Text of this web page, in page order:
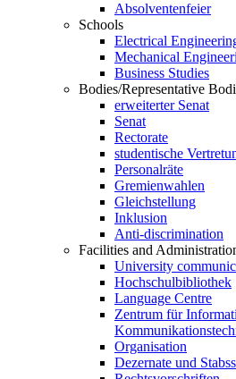
Absolventenfeier
Schools
Electrical
Mechanical
Business Studies
Bodies/Representative
erweiterter Senat
Senat
Rectorate
studentische
Personalräte
Gremienwahlen
Gleichstellung
Inklusion
Anti-discrimination
Facilities and
University
Hochschulbibliothek
Language Centre
Zentrum für
Organisation
Dezernate und